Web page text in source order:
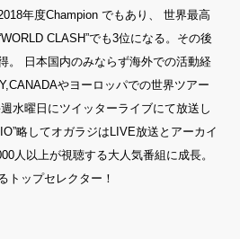
年度Champion でもあり、 世界最高
CLASH”でも3位になる。その後
。 日本国内のみならず海外での活動経
やヨーロッパでの世界ツアー
水曜日にツイッターライブにて放送し
略してオガラジはLIVE放送とアーカイ
人以上が視聴する大人気番組に成長。
トップセレクター！